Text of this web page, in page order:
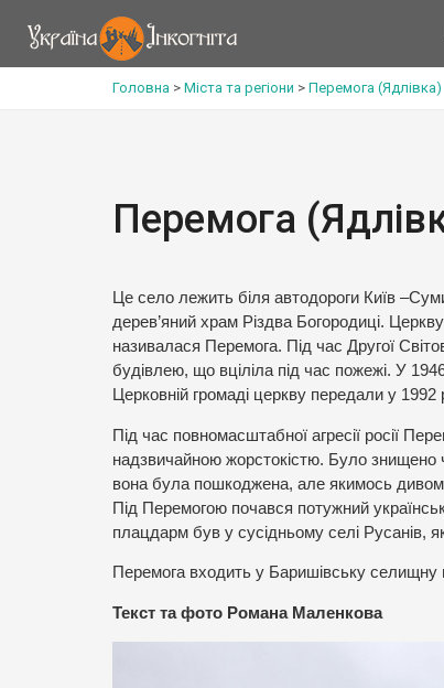
Головна > Міста та регіони > Перемога (Ядлівка)
Перемога
Це село лежить біля автодороги Київ
дерев’яний храм Різдва Богородиці.
називалася Перемога. Під час Другої
будівлею, що вціліла під час пожежі. У
Церковній громаді церкву передали у 1992
Під час повномасштабної агресії росії
надзвичайною жорстокістю. Було знищено
вона була пошкоджена, але якимось дивом
Під Перемогою почався потужний
плацдарм був у сусідньому селі Русанів,
Перемога входить у Баришівську селищну
Текст та фото Романа Маленкова